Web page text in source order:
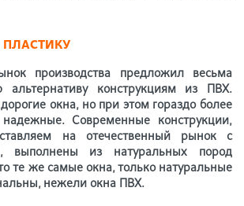
ПЛАСТИКУ
производства предложил весьма
альтернативу конструкциям из ПВХ.
окна, но при этом гораздо более
Современные конструкции,
на отечественный рынок с
выполнены из натуральных пород
те же самые окна, только натуральные
нежели окна ПВХ.